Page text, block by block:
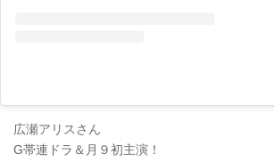
広瀬アリスさん
G帯連ドラ＆月９初主演！